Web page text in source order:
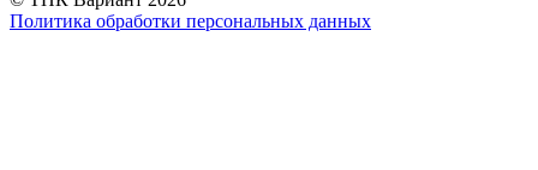
Политика обработки персональных данных